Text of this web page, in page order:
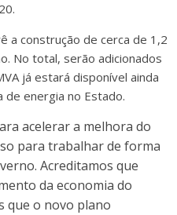
a construção de cerca de 1,2
No total, serão adicionados
já estará disponível ainda
energia no Estado.
acelerar a melhora do
para trabalhar de forma
Acreditamos que
da economia do
que o novo plano